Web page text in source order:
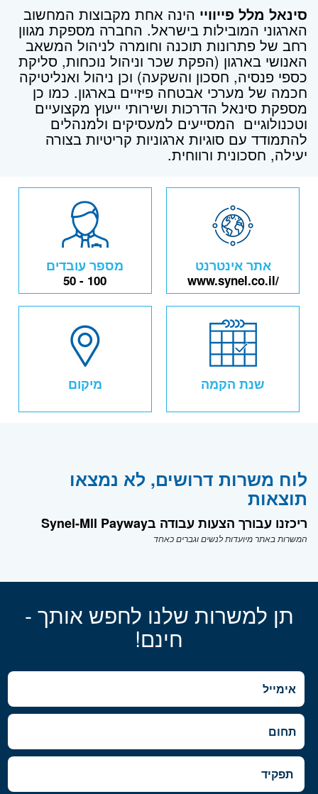
סינאל מלל פייוויי הינה אחת מקבוצות המחשוב
הארגוני המובילות בישראל. החברה מספקת מגוון
רחב של פתרונות תוכנה וחומרה לניהול המשאב
האנושי בארגון (הפקת שכר וניהול נוכחות, סליקת
כספי פנסיה, חסכון והשקעה) וכן ניהול ואנליטיקה
חכמה של מערכי אבטחה פיזיים בארגון. כמו כן
מספקת סינאל הדרכות ושירותי ייעוץ מקצועיים
וטכנולוגיים המסייעים למעסיקים ולמנהלים
להתמודד עם סוגיות ארגוניות קריטיות בצורה
יעילה, חסכונית ורווחית.
אתר אינטרנט
www.synel.co.il/
מספר עובדים
50 - 100
שנת הקמה מיקום
לוח משרות דרושים, לא נמצאו
תוצאות
ריכזנו עבורך הצעות עבודה בSynel-Mll Payway
המשרות באתר מיועדות לנשים וגברים כאחד
תן למשרות שלנו לחפש אותך -
חינם!